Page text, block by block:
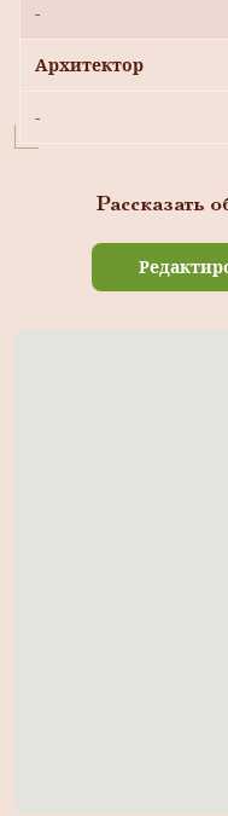
-
Архитектор
-
Рассказать